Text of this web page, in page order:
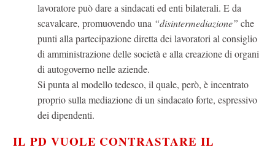
lavoratore può dare a sindacati ed enti bilaterali. E da
scavalcare, promuovendo una “disintermediazione” che
punti alla partecipazione diretta dei lavoratori al consiglio
di amministrazione delle società e alla creazione di organi
di autogoverno nelle aziende.
Si punta al modello tedesco, il quale, però, è incentrato
proprio sulla mediazione di un sindacato forte, espressivo
dei dipendenti.
IL PD VUOLE CONTRASTARE IL